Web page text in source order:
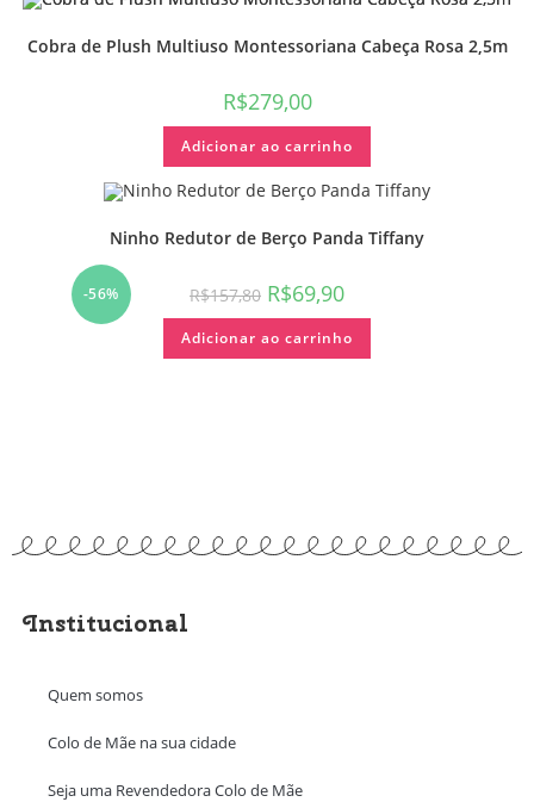
Cobra de Plush Multiuso Montessoriana Cabeça Rosa 2,5m
R$279,00
Adicionar ao carrinho
-56%
Ninho Redutor de Berço Panda Tiffany
R$157,80 R$69,90
Adicionar ao carrinho
Institucional
Quem somos
Colo de Mãe na sua cidade
Seja uma Revendedora Colo de Mãe